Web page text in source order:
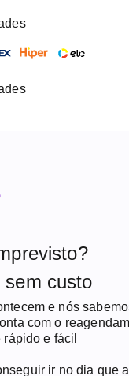
sem custo
e nós
com o
e fácil
ir no dia que